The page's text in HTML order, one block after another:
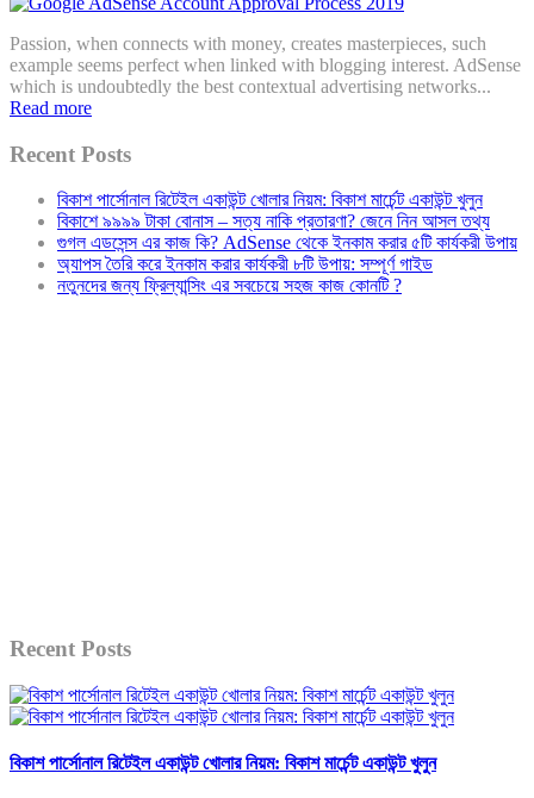
Passion, when connects with money, creates masterpieces, such
example seems perfect when linked with blogging interest. AdSense
which is undoubtedly the best contextual advertising networks...
Read more
Recent Posts
বিকাশ পার্সোনাল রিটেইল একাউন্ট খোলার নিয়ম: বিকাশ মার্চেন্ট একাউন্ট খুলুন
বিকাশে ৯৯৯৯ টাকা বোনাস – সত্য নাকি প্রতারণা? জেনে নিন আসল তথ্য
গুগল এডসেন্স এর কাজ কি? AdSense থেকে ইনকাম করার ৫টি কার্যকরী উপায়
অ্যাপস তৈরি করে ইনকাম করার কার্যকরী ৮টি উপায়: সম্পূর্ণ গাইড
নতুনদের জন্য ফ্রিল্যান্সিং এর সবচেয়ে সহজ কাজ কোনটি ?
Recent Posts
বিকাশ পার্সোনাল রিটেইল একাউন্ট খোলার নিয়ম: বিকাশ মার্চেন্ট একাউন্ট খুলুন